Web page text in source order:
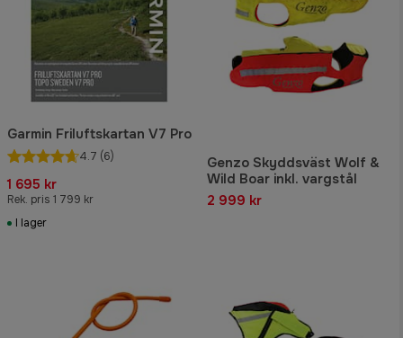
Garmin Friluftskartan V7 Pro
4.7 (6)
1 695 kr
Rek. pris 1 799 kr
I lager
Genzo Skyddsväst Wolf &
Wild Boar inkl. vargstål
2 999 kr